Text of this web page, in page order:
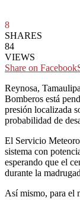
8
SHARES
84
VIEWS
Share on Facebook
Reynosa,
Bomberos está
presión localizada
probabilidad de
El Servicio
sistema con
esperando que el
durante la
Así mismo, para el